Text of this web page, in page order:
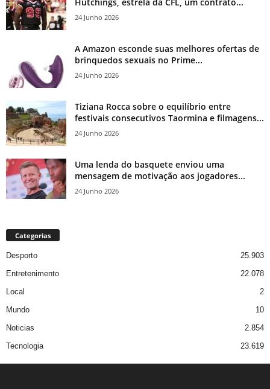
24 Junho 2026
A Amazon esconde suas melhores ofertas de
brinquedos sexuais no Prime...
24 Junho 2026
Tiziana Rocca sobre o equilíbrio entre
festivais consecutivos Taormina e filmagens...
24 Junho 2026
Uma lenda do basquete enviou uma
mensagem de motivação aos jogadores...
24 Junho 2026
Categorias
Desporto
25.903
Entretenimento
22.078
Local
2
Mundo
10
Noticias
2.854
Tecnologia
23.619